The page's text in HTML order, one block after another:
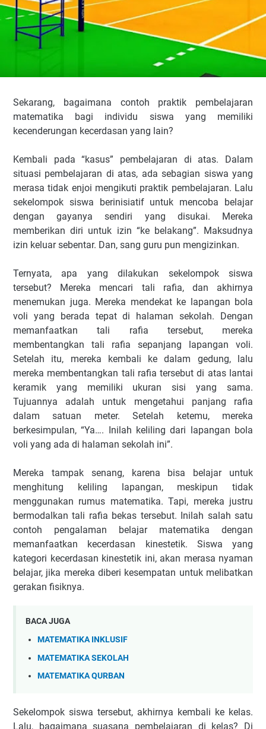
Sekarang, bagaimana contoh praktik pembelajaran
matematika bagi individu siswa yang memiliki
kecenderungan kecerdasan yang lain?
Kembali pada “kasus” pembelajaran di atas. Dalam
situasi pembelajaran di atas, ada sebagian siswa yang
merasa tidak enjoi mengikuti praktik pembelajaran. Lalu
sekelompok siswa berinisiatif untuk mencoba belajar
dengan gayanya sendiri yang disukai. Mereka
memberikan diri untuk izin “ke belakang”. Maksudnya
izin keluar sebentar. Dan, sang guru pun mengizinkan.
Ternyata, apa yang dilakukan sekelompok siswa
tersebut? Mereka mencari tali rafia, dan akhirnya
menemukan juga. Mereka mendekat ke lapangan bola
voli yang berada tepat di halaman sekolah. Dengan
memanfaatkan tali rafia tersebut, mereka
membentangkan tali rafia sepanjang lapangan voli.
Setelah itu, mereka kembali ke dalam gedung, lalu
mereka membentangkan tali rafia tersebut di atas lantai
keramik yang memiliki ukuran sisi yang sama.
Tujuannya adalah untuk mengetahui panjang rafia
dalam satuan meter. Setelah ketemu, mereka
berkesimpulan, “Ya…. Inilah keliling dari lapangan bola
voli yang ada di halaman sekolah ini”.
Mereka tampak senang, karena bisa belajar untuk
menghitung keliling lapangan, meskipun tidak
menggunakan rumus matematika. Tapi, mereka justru
bermodalkan tali rafia bekas tersebut. Inilah salah satu
contoh pengalaman belajar matematika dengan
memanfaatkan kecerdasan kinestetik. Siswa yang
kategori kecerdasan kinestetik ini, akan merasa nyaman
belajar, jika mereka diberi kesempatan untuk melibatkan
gerakan fisiknya.
BACA JUGA
MATEMATIKA INKLUSIF
MATEMATIKA SEKOLAH
MATEMATIKA QURBAN
Sekelompok siswa tersebut, akhirnya kembali ke kelas.
Lalu, bagaimana suasana pembelajaran di kelas? Di